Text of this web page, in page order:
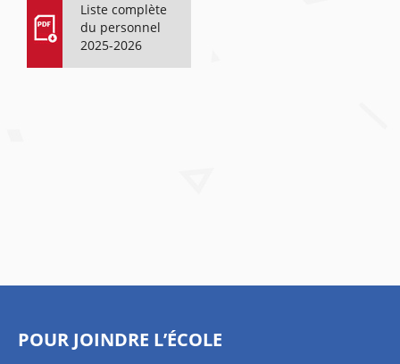
Liste complète
du personnel
2025-2026
POUR JOINDRE L’ÉCOLE